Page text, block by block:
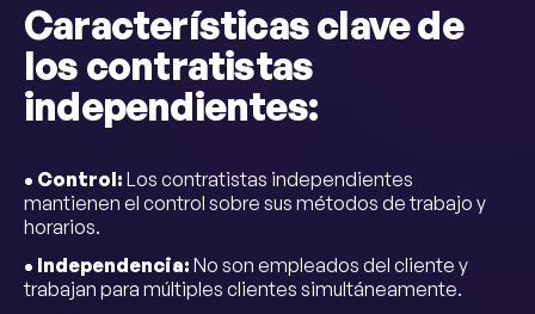
Características clave de
los contratistas
independientes:
• Control: Los contratistas independientes
mantienen el control sobre sus métodos de trabajo y
horarios.
• Independencia: No son empleados del cliente y
trabajan para múltiples clientes simultáneamente.